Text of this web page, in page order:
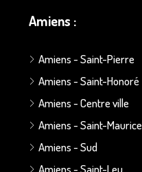
Amiens :
Amiens - Saint-Pierre
Amiens - Saint-Honoré
Amiens - Centre ville
Amiens - Saint-Maurice
Amiens - Sud
Amiens - Saint-Leu